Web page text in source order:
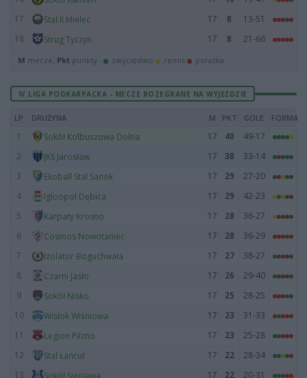
17
Stal II Mielec 17 8
13-51
18
Strug Tyczyn 17 8 21-66
M mecze, Pkt punkty · zwycięstwo remis porażka
IV LIGA PODKARPACKA - MECZE ROZEGRANE NA WYJEŹDZIE
LP DRUŻYNA M PKT GOLE FORMA
1 Sokół Kolbuszowa Dolna 17 40
49-17
2
JKS Jarosław 17 38
33-14
3
Ekoball Stal Sanok 17 29
27-20
4
Igloopol Dębica 17 29
42-23
5
Karpaty Krosno 17 28
36-27
6
Cosmos Nowotaniec 17 28
36-29
7
Izolator Boguchwała 17 27
38-27
8
Czarni Jasło 17 26
29-40
9
Sokół Nisko 17 25
28-25
10
Wisłok Wiśniowa 17 23
31-33
11
Legion Pilzno 17 23
25-28
12
Stal Łańcut 17 22
28-34
13
Sokół Sieniawa 17 22
20-31